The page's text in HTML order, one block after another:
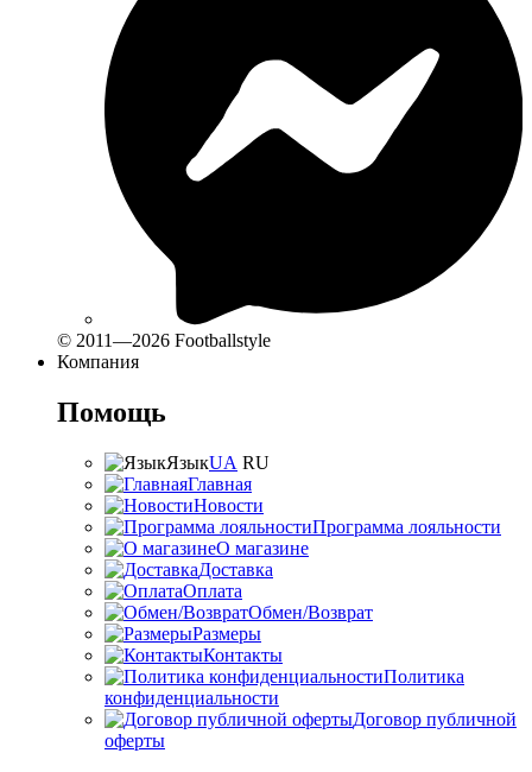
© 2011—2026 Footballstyle
Компания
Помощь
ЯзыкUA RU
Главная
Новости
Программа лояльности
О магазине
Доставка
Оплата
Обмен/Возврат
Размеры
Контакты
Политика
конфиденциальности
Договор публичной
оферты